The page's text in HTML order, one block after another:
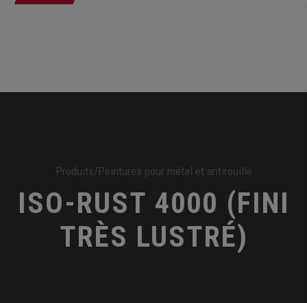
Produits/Peintures pour métal et antirouille
ISO-RUST 4000 (FINI
TRÈS LUSTRÉ)